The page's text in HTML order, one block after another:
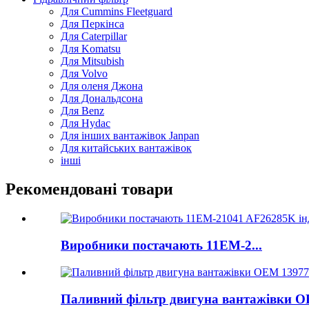
Для Cummins Fleetguard
Для Перкінса
Для Caterpillar
Для Komatsu
Для Mitsubish
Для Volvo
Для оленя Джона
Для Дональдсона
Для Benz
Для Hydac
Для інших вантажівок Janpan
Для китайських вантажівок
інші
Рекомендовані товари
Виробники постачають 11ЕМ-2...
Паливний фільтр двигуна вантажівки